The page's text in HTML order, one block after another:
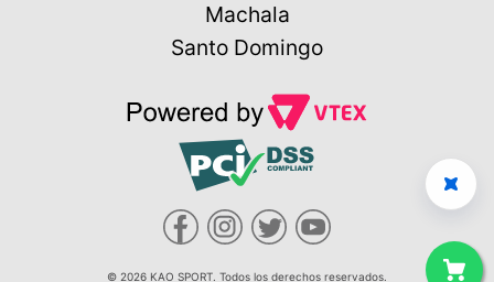
Machala
Santo Domingo
© 2026 KAO SPORT. Todos los derechos reservados.